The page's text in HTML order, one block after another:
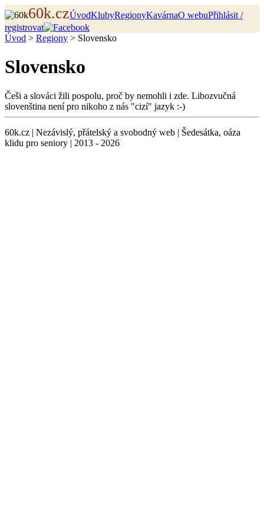
60k.czÚvodKlubyRegionyKavárnaO webuPřihlásit /
registrovat
Úvod > Regiony > Slovensko
Slovensko
Češi a slováci žili pospolu, proč by nemohli i zde. Libozvučná
slovenština není pro nikoho z nás "cizí" jazyk :-)
60k.cz | Nezávislý, přátelský a svobodný web | Šedesátka, oáza
klidu pro seniory | 2013 - 2026